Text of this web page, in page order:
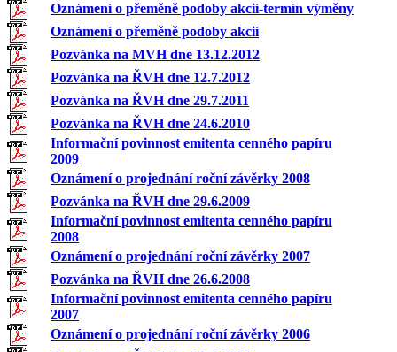
Oznámení o přeměně podoby akcií-termín výměny
Oznámení o přeměně podoby akcií
Pozvánka na MVH dne 13.12.2012
Pozvánka na ŘVH dne 12.7.2012
Pozvánka na ŘVH dne 29.7.2011
Pozvánka na ŘVH dne 24.6.2010
Informační povinnost emitenta cenného papíru
2009
Oznámení o projednání roční závěrky 2008
Pozvánka na ŘVH dne 29.6.2009
Informační povinnost emitenta cenného papíru
2008
Oznámení o projednání roční závěrky 2007
Pozvánka na ŘVH dne 26.6.2008
Informační povinnost emitenta cenného papíru
2007
Oznámení o projednání roční závěrky 2006